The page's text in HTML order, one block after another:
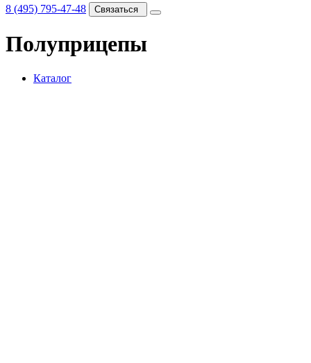
8 (495) 795-47-48 Связаться
Полуприцепы
Каталог